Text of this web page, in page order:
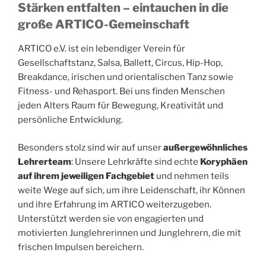
Stärken entfalten – eintauchen in die
große ARTICO-Gemeinschaft
ARTICO e.V. ist ein lebendiger Verein für
Gesellschaftstanz, Salsa, Ballett, Circus, Hip-Hop,
Breakdance, irischen und orientalischen Tanz sowie
Fitness- und Rehasport. Bei uns finden Menschen
jeden Alters Raum für Bewegung, Kreativität und
persönliche Entwicklung.
Besonders stolz sind wir auf unseraußergewöhnliches
Lehrerteam: Unsere Lehrkräfte sind echte Koryphäen
auf ihrem jeweiligen Fachgebiet und nehmen teils
weite Wege auf sich, um ihre Leidenschaft, ihr Können
und ihre Erfahrung im ARTICO weiterzugeben.
Unterstützt werden sie von engagierten und
motivierten Junglehrerinnen und Junglehrern, die mit
frischen Impulsen bereichern.